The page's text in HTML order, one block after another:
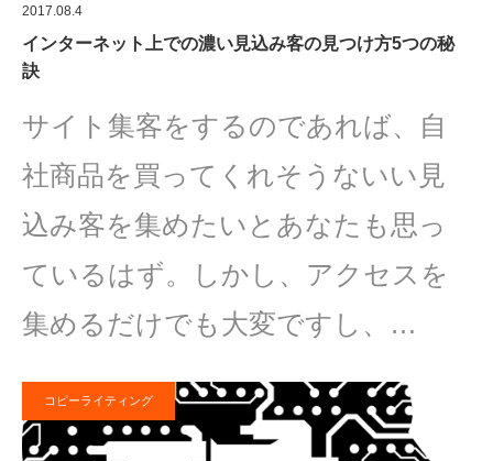
2017.08.4
インターネット上での濃い見込み客の見つけ方5つの秘
訣
サイト集客をするのであれば、自
社商品を買ってくれそうないい見
込み客を集めたいとあなたも思っ
ているはず。しかし、アクセスを
集めるだけでも大変ですし、…
コピーライティング